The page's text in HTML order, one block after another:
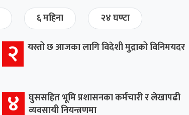
६ महिना २४ घण्टा
२ यस्तो छ आजका लागि विदेशी मुद्राको विनिमयदर
४
घुससहित भूमि प्रशासनका कर्मचारी र लेखापढी
व्यवसायी नियन्त्रणमा